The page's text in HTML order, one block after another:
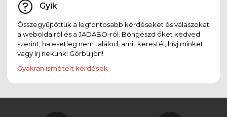
Gyik
Összegyűjtöttük a legfontosabb kérdéseket és válaszokat
a weboldalról és a JADABO-ról. Böngészd őket kedved
szerint, ha esetleg nem találod, amit kerestél, hívj minket
vagy írj nekünk! Görbüljön!
Gyakran ismételt kérdések